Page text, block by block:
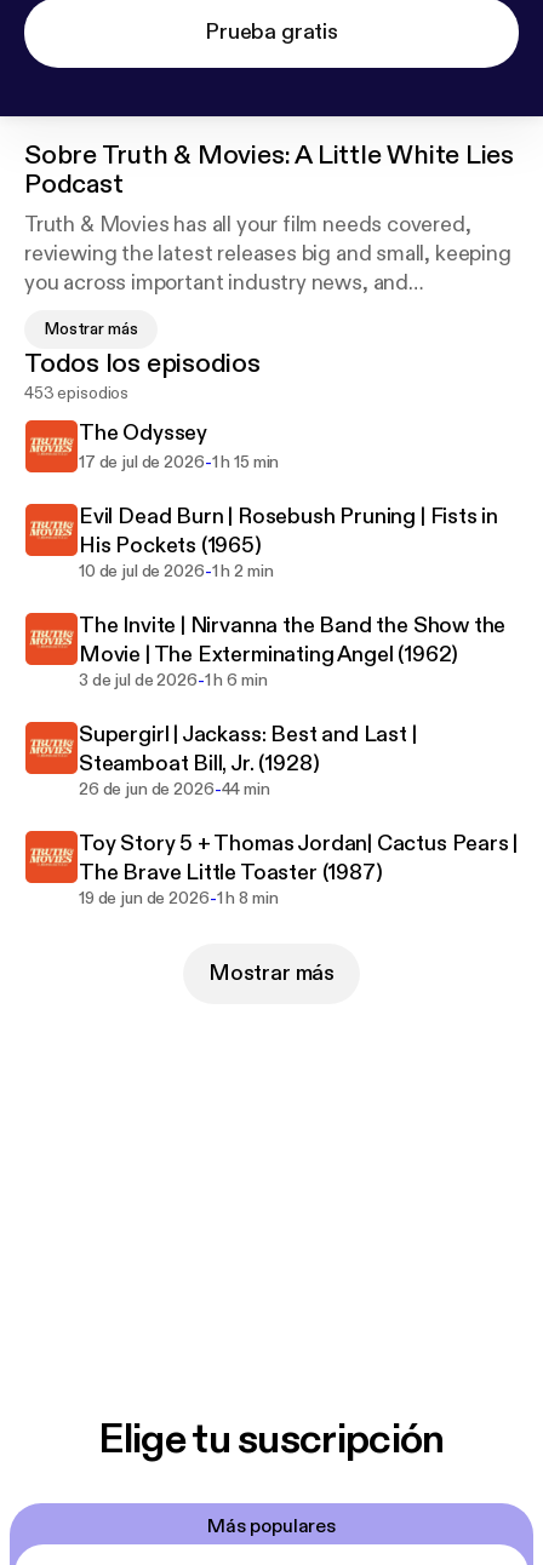
Prueba gratis
SobreTruth & Movies: A Little White Lies
Podcast
Truth & Movies has all your film needs covered,
reviewing the latest releases big and small, keeping
you across important industry news, and
Truth & Movies Film Club. All brought to you by the
people behind Little White Lies, the world's most
beautiful film magazine. email:
truthandmovies@tcolondon.comtwitter:
@LWLieswww.lwlies.com Hosted on Acast. See
Mostrar más
Todos los episodios
453 episodios
The Odyssey
17 de jul de 2026-1 h 15 min
Evil Dead Burn | Rosebush Pruning | Fists in
His Pockets (1965)
10 de jul de 2026-1 h 2 min
The Invite | Nirvanna the Band the Show the
Movie | The Exterminating Angel (1962)
3 de jul de 2026-1 h 6 min
Supergirl | Jackass: Best and Last |
Steamboat Bill, Jr. (1928)
26 de jun de 2026-44 min
Toy Story 5 + Thomas Jordan| Cactus Pears |
The Brave Little Toaster (1987)
19 de jun de 2026-1 h 8 min
Mostrar más
Elige tu suscripción
Más populares